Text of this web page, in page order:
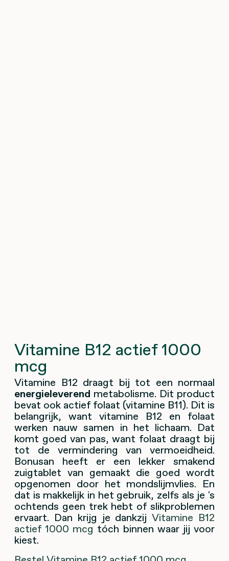
Vitamine B12 actief 1000
mcg
Vitamine B12 draagt bij tot een normaal
energieleverend metabolisme. Dit product
bevat ook actief folaat (vitamine B11). Dit is
belangrijk, want vitamine B12 en folaat
werken nauw samen in het lichaam. Dat
komt goed van pas, want folaat draagt bij
tot de vermindering van vermoeidheid.
Bonusan heeft er een lekker smakend
zuigtablet van gemaakt die goed wordt
opgenomen door het mondslijmvlies. En
dat is makkelijk in het gebruik, zelfs als je 's
ochtends geen trek hebt of slikproblemen
ervaart. Dan krijg je dankzijVitamine B12
actief 1000 mcgtóch binnen waar jij voor
kiest.